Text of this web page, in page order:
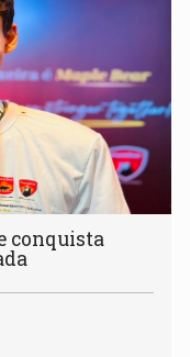
conquista